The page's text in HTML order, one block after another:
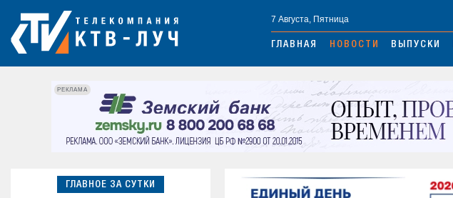
7 Августа, Пятница
ГЛАВНАЯ НОВОСТИ ВЫПУСКИ
РЕКЛАМА
ГЛАВНОЕ ЗА СУТКИ